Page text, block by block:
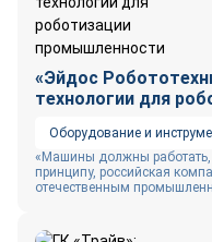
«Эйдос
технологии для
Оборудование и
«Машины должны работать,
принципу, российская
отечественным